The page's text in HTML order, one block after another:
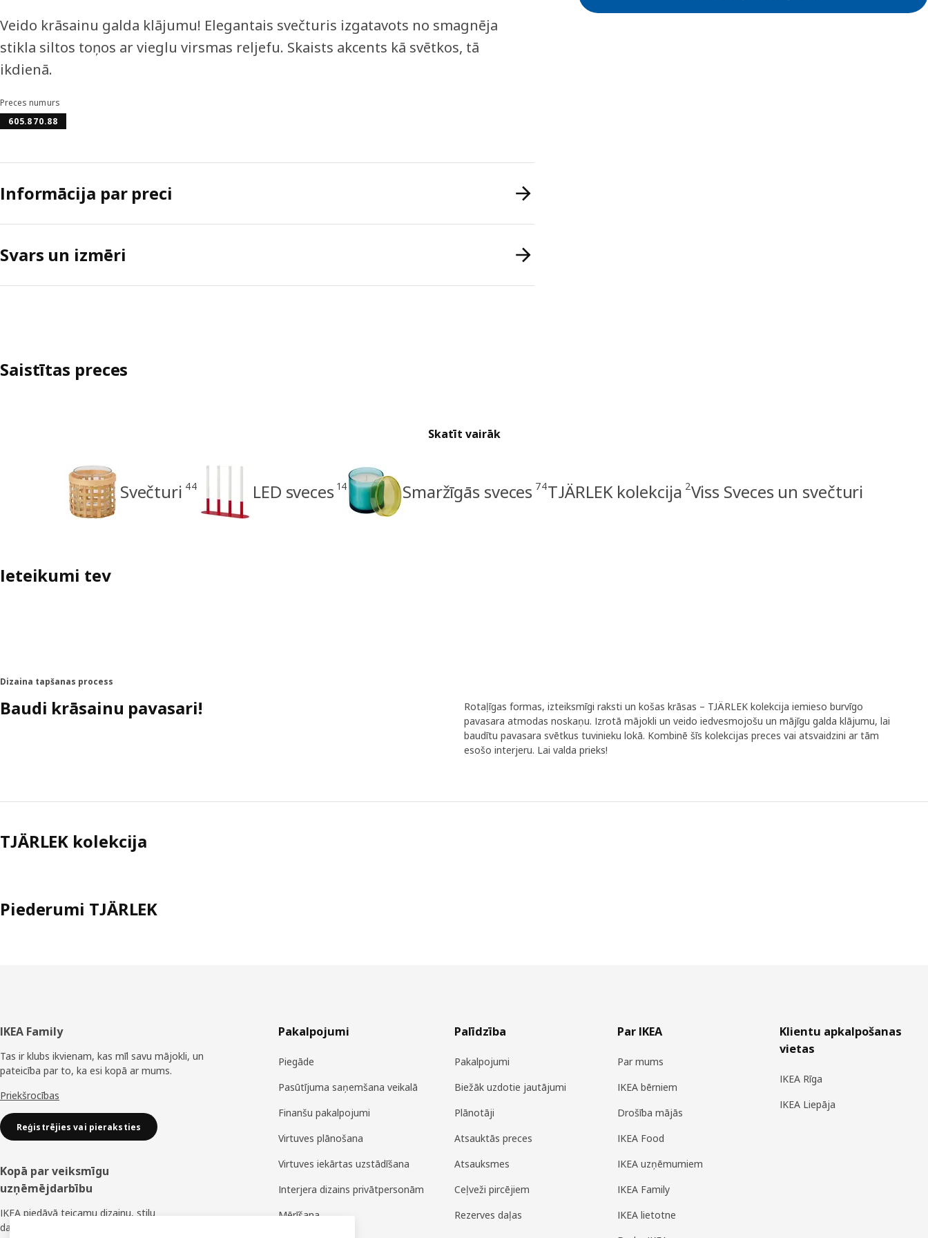
Veido krāsainu galda klājumu! Elegantais svečturis izgatavots no smagnēja
stikla siltos toņos ar vieglu virsmas reljefu. Skaists akcents kā svētkos, tā
ikdienā.
Preces numurs
605.870.88
Informācija par preci
Svars un izmēri
Saistītas preces
Skatīt vairāk
Svečturi 44 LED sveces 14 Smaržīgās sveces 74TJÄRLEK kolekcija 2Viss Sveces un svečturi
Ieteikumi tev
Dizaina tapšanas process
Baudi krāsainu pavasari!
Rotaļīgas formas, izteiksmīgi raksti un košas krāsas – TJÄRLEK kolekcija iemieso burvīgo
pavasara atmodas noskaņu. Izrotā mājokli un veido iedvesmojošu un mājīgu galda klājumu, lai
baudītu pavasara svētkus tuvinieku lokā. Kombinē šīs kolekcijas preces vai atsvaidzini ar tām
esošo interjeru. Lai valda prieks!
TJÄRLEK kolekcija
Piederumi TJÄRLEK
Kājene
IKEA Family
Tas ir klubs ikvienam, kas mīl savu mājokli, un
pateicība par to, ka esi kopā ar mums.
Priekšrocības
Reģistrējies vai pieraksties
Kopā par veiksmīgu
uzņēmējdarbību
IKEA piedāvā teicamu dizainu, stilu
daudzveidību, lielisku cenu un uzticamu
Pakalpojumi
Piegāde
Pasūtījuma saņemšana veikalā
Finanšu pakalpojumi
Virtuves plānošana
Virtuves iekārtas uzstādīšana
Interjera dizains privātpersonām
Mērīšana
Palīdzība
Pakalpojumi
Biežāk uzdotie jautājumi
Plānotāji
Atsauktās preces
Atsauksmes
Ceļveži pircējiem
Rezerves daļas
Par IKEA
Par mums
IKEA bērniem
Drošība mājās
IKEA Food
IKEA uzņēmumiem
IKEA Family
IKEA lietotne
Klientu apkalpošanas
vietas
IKEA Rīga
IKEA Liepāja